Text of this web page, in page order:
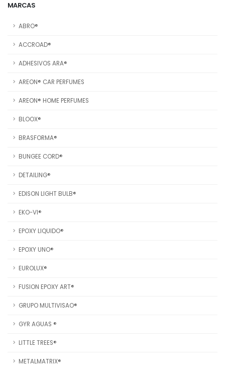
MARCAS
ABRO®
ACCROAD®
ADHESIVOS ARA®
AREON® CAR PERFUMES
AREON® HOME PERFUMES
BLOOX®
BRASFORMA®
BUNGEE CORD®
DETAILING®
EDISON LIGHT BULB®
EKO-VI®
EPOXY LIQUIDO®
EPOXY UNO®
EUROLUX®
FUSION EPOXY ART®
GRUPO MULTIVISAO®
GYR AGUAS ®
LITTLE TREES®
METALMATRIX®